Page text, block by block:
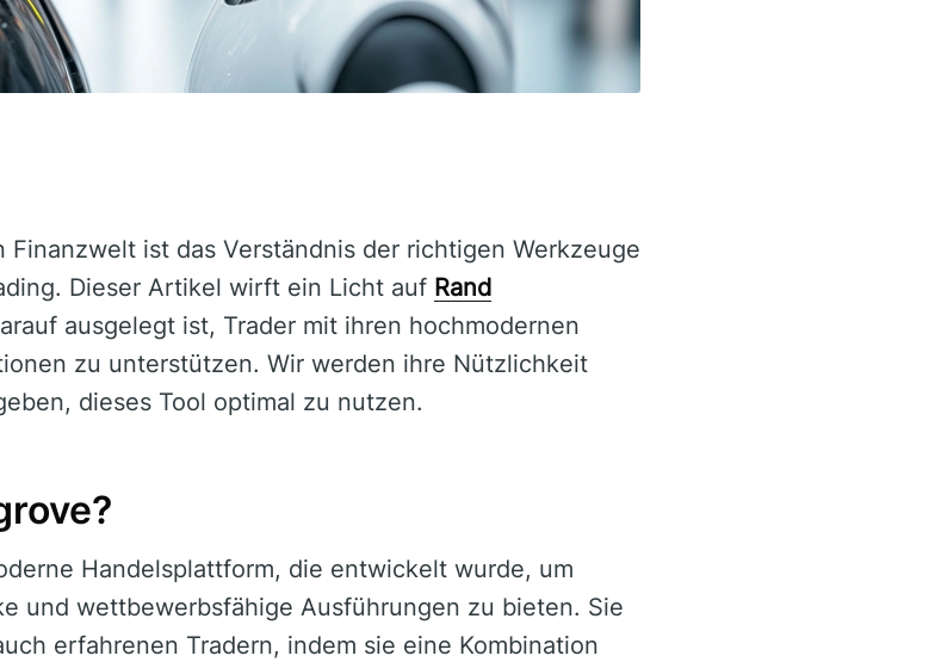
ist das Verständnis der richtigen Werkzeuge
Dieser Artikel wirft ein Licht auf Rand
ausgelegt ist, Trader mit ihren hochmodernen
zu unterstützen. Wir werden ihre Nützlichkeit
dieses Tool optimal zu nutzen.
Handelsplattform, die entwickelt wurde, um
und wettbewerbsfähige Ausführungen zu bieten. Sie
erfahrenen Tradern, indem sie eine Kombination